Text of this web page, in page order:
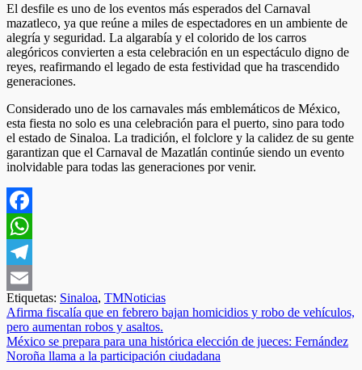
El desfile es uno de los eventos más esperados del Carnaval
mazatleco, ya que reúne a miles de espectadores en un ambiente de
alegría y seguridad. La algarabía y el colorido de los carros
alegóricos convierten a esta celebración en un espectáculo digno de
reyes, reafirmando el legado de esta festividad que ha trascendido
generaciones.
Considerado uno de los carnavales más emblemáticos de México,
esta fiesta no solo es una celebración para el puerto, sino para todo
el estado de Sinaloa. La tradición, el folclore y la calidez de su gente
garantizan que el Carnaval de Mazatlán continúe siendo un evento
inolvidable para todas las generaciones por venir.
Facebook
WhatsApp
Telegram
Email
Etiquetas: Sinaloa, TMNoticias
Navegación
de
entradas
Afirma fiscalía que en febrero bajan homicidios y robo de vehículos,
pero aumentan robos y asaltos.
México se prepara para una histórica elección de jueces: Fernández
Noroña llama a la participación ciudadana